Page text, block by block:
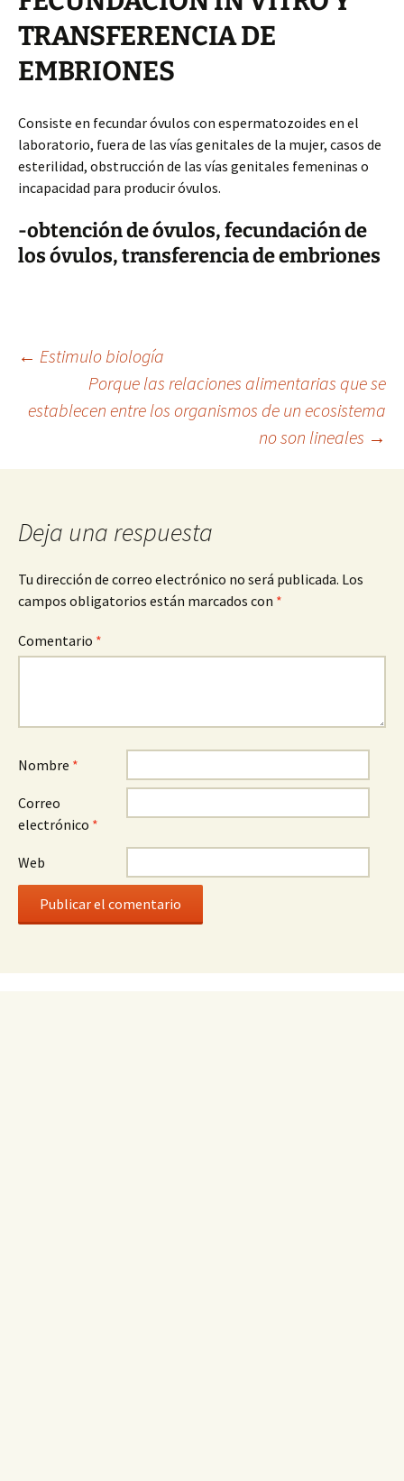
TRANSFERENCIA DE
EMBRIONES
Consiste en fecundar óvulos con espermatozoides en el
laboratorio, fuera de las vías genitales de la mujer, casos de
esterilidad, obstrucción de las vías genitales femeninas o
incapacidad para producir óvulos.
-obtención de óvulos, fecundación de
los óvulos, transferencia de embriones
Navegación
de
entradas
← Estimulo biología
Porque las relaciones alimentarias que se
establecen entre los organismos de un ecosistema
no son lineales →
Deja una respuesta
Tu dirección de correo electrónico no será publicada. Los
campos obligatorios están marcados con *
Comentario *
Nombre *
Correo
electrónico *
Web